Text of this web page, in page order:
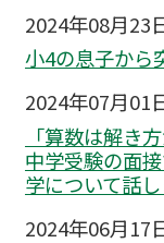
2024年08月23
小4の息子から
2024年07月01
「算数は解き
中学受験の面
学について話
2024年06月17